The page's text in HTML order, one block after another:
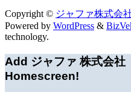
Copyright © ジャファ株式会
Powered by WordPress &
technology.
Add ジャファ 株式会
Homescreen!